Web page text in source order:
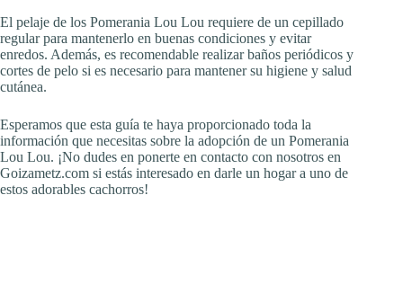
El pelaje de los Pomerania Lou Lou requiere de un cepillado
regular para mantenerlo en buenas condiciones y evitar
enredos. Además, es recomendable realizar baños periódicos y
cortes de pelo si es necesario para mantener su higiene y salud
cutánea.
Esperamos que esta guía te haya proporcionado toda la
información que necesitas sobre la adopción de un Pomerania
Lou Lou. ¡No dudes en ponerte en contacto con nosotros en
Goizametz.com si estás interesado en darle un hogar a uno de
estos adorables cachorros!